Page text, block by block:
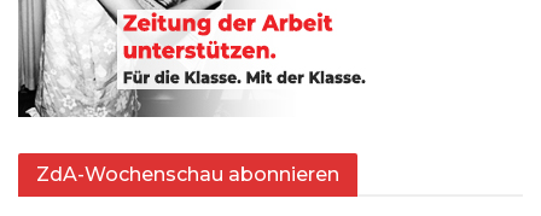
ZdA-Wochenschau abonnieren